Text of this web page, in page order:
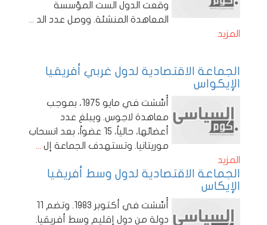
وقعت الدول الست المؤسسة
المعاهدة المنشئة. ووصل عدد الد ...
المزيد
الجماعة الاقتصادية لدول غربي أفريقيا
الإيكواس
أُسِّسَت في مايو 1975، بموجب
معاهدة لاجوس. ويبلغ عدد
أعضائها، حالياً، 15 عضواً، بعد انسحاب
موريتانيا. وتستهدف الجماعة إل ...
المزيد
الجماعة الاقتصادية لدول وسط أفريقيا
الإيكاس
أُسِّسَت في أكتوبر 1983. وتضم 11
دولة من دول إقليم وسط أفريقيا.